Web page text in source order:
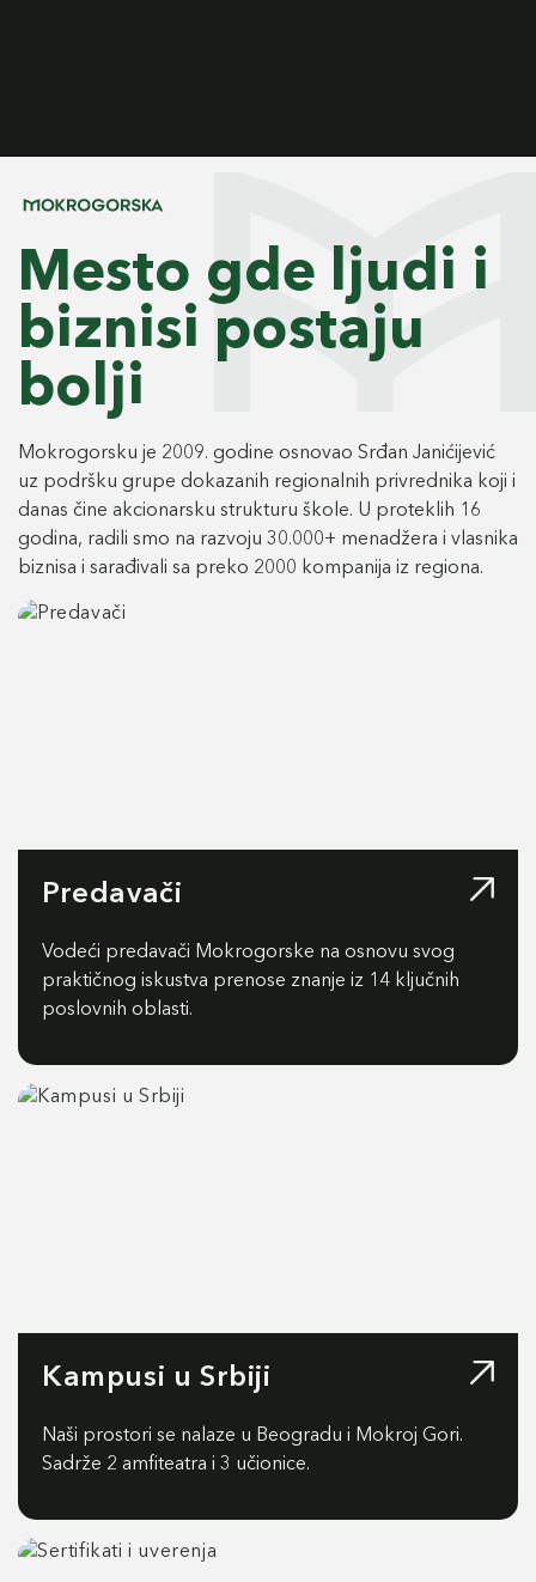
Mesto gde ljudi i
biznisi postaju
bolji
Mokrogorsku je 2009. godine osnovao Srđan Janićijević
uz podršku grupe dokazanih regionalnih privrednika koji i
danas čine akcionarsku strukturu škole. U proteklih 16
godina, radili smo na razvoju 30.000+ menadžera i vlasnika
biznisa i sarađivali sa preko 2000 kompanija iz regiona.
Predavači
Vodeći predavači Mokrogorske na osnovu svog
praktičnog iskustva prenose znanje iz 14 ključnih
poslovnih oblasti.
Kampusi u Srbiji
Naši prostori se nalaze u Beogradu i Mokroj Gori.
Sadrže 2 amfiteatra i 3 učionice.